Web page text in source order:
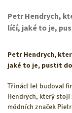
Petr Hendrych,
líčí, jaké to je,
Petr Hendrych,
jaké to je, pustit
Třináct let budoval
Hendrych, který stojí
módních značek